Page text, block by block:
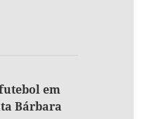
em
Bárbara